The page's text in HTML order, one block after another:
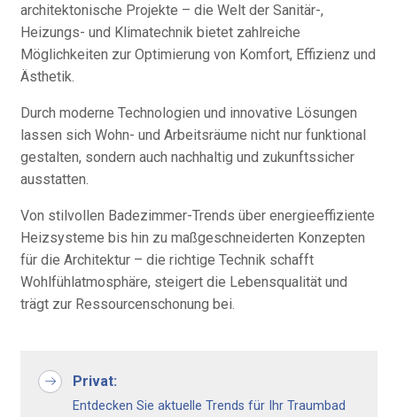
architektonische Projekte – die Welt der Sanitär-,
Heizungs- und Klimatechnik bietet zahlreiche
Möglichkeiten zur Optimierung von Komfort, Effizienz und
Ästhetik.
Durch moderne Technologien und innovative Lösungen
lassen sich Wohn- und Arbeitsräume nicht nur funktional
gestalten, sondern auch nachhaltig und zukunftssicher
ausstatten.
Von stilvollen Badezimmer-Trends über energieeffiziente
Heizsysteme bis hin zu maßgeschneiderten Konzepten
für die Architektur – die richtige Technik schafft
Wohlfühlatmosphäre, steigert die Lebensqualität und
trägt zur Ressourcenschonung bei.
Privat:
Entdecken Sie aktuelle Trends für Ihr Traum­bad